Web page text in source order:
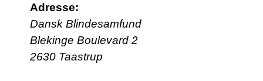
Adresse:
Dansk Blindesamfund
Blekinge Boulevard 2
2630 Taastrup